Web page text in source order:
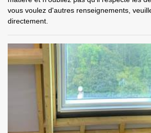
vous voulez d'autres renseignements,
directement.